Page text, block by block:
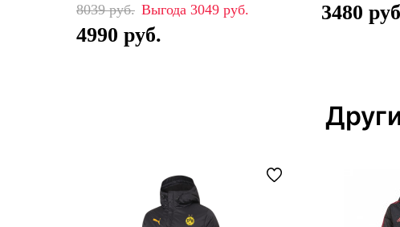
8039 3049
4990
3480